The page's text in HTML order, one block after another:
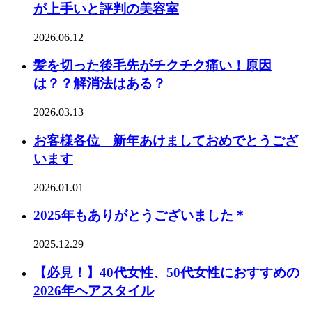
が上手いと評判の美容室
2026.06.12
髪を切った後毛先がチクチク痛い！原因
は？？解消法はある？
2026.03.13
お客様各位 新年あけましておめでとうござ
います
2026.01.01
2025年もありがとうございました＊
2025.12.29
【必見！】40代女性、50代女性におすすめの
2026年ヘアスタイル